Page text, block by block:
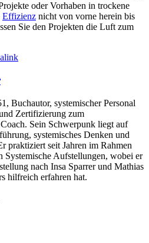
oder Vorhaben in trockene
Effizienz nicht von vorne herein bis
Sie den Projekten die Luft zum
Buchautor, systemischer Personal
Zertifizierung zum
Sein Schwerpunk liegt auf
systemisches Denken und
praktiziert seit Jahren im Rahmen
Systemische Aufstellungen, wobei er
nach Insa Sparrer und Mathias
hilfreich erfahren hat.